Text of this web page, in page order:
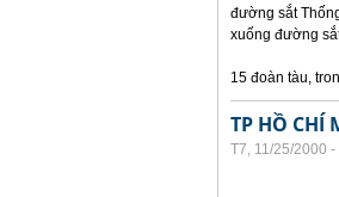
đường sắt
xuống đường
15 đoàn tàu,
TP HỒ CHÍ
T7, 11/25/2000 -